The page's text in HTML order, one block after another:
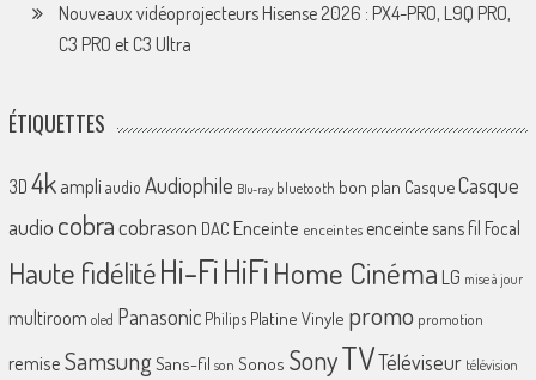
Nouveaux vidéoprojecteurs Hisense 2026 : PX4-PRO, L9Q PRO,
C3 PRO et C3 Ultra
ÉTIQUETTES
3D 4k ampliaudio Audiophile Blu-ray bluetooth bon plan CasqueCasque
audio cobracobrason DAC Enceinte enceintes enceinte sans fil Focal
Haute fidélitéHi-FiHiFiHome Cinéma LG mise à jour
multiroom oled Panasonic Philips Platine Vinyle promo promotion
remiseSamsungSans-fil son Sonos SonyTVTéléviseur télévision